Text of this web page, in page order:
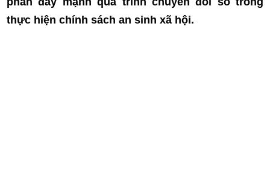
thực hiện chính sách an sinh xã hội.